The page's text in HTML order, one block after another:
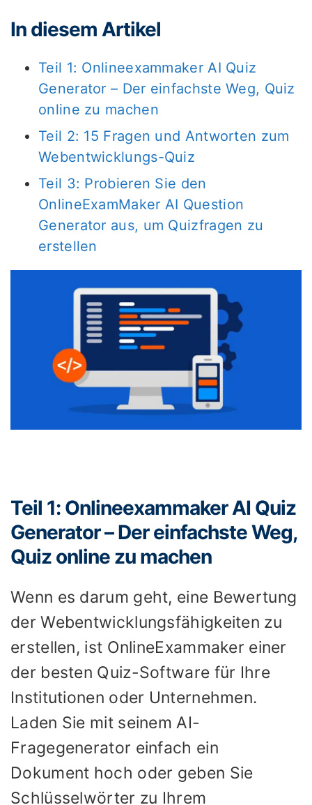
In diesem Artikel
Teil 1: Onlineexammaker AI Quiz
Generator – Der einfachste Weg, Quiz
online zu machen
Teil 2: 15 Fragen und Antworten zum
Webentwicklungs-Quiz
Teil 3: Probieren Sie den
OnlineExamMaker AI Question
Generator aus, um Quizfragen zu
erstellen
Teil 1: Onlineexammaker AI Quiz
Generator – Der einfachste Weg,
Quiz online zu machen
Wenn es darum geht, eine Bewertung
der Webentwicklungsfähigkeiten zu
erstellen, ist OnlineExammaker einer
der besten Quiz-Software für Ihre
Institutionen oder Unternehmen.
Laden Sie mit seinem AI-
Fragegenerator einfach ein
Dokument hoch oder geben Sie
Schlüsselwörter zu Ihrem